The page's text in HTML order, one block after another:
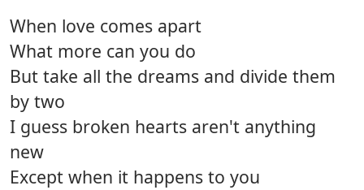
When love comes apart
What more can you do
But take all the dreams and divide them
by two
I guess broken hearts aren't anything
new
Except when it happens to you